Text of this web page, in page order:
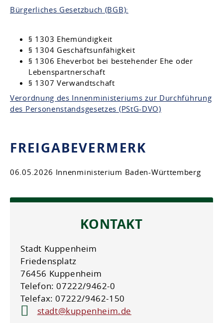
Bürgerliches Gesetzbuch (BGB):
§ 1303 Ehemündigkeit
§ 1304 Geschäftsunfähigkeit
§ 1306 Eheverbot bei bestehender Ehe oder
Lebenspartnerschaft
§ 1307 Verwandtschaft
Verordnung des Innenministeriums zur Durchführung
des Personenstandsgesetzes (PStG-DVO)
FREIGABEVERMERK
06.05.2026 Innenministerium Baden-Württemberg
KONTAKT
Stadt Kuppenheim
Friedensplatz
76456 Kuppenheim
Telefon: 07222/9462-0
Telefax: 07222/9462-150
stadt@kuppenheim.de